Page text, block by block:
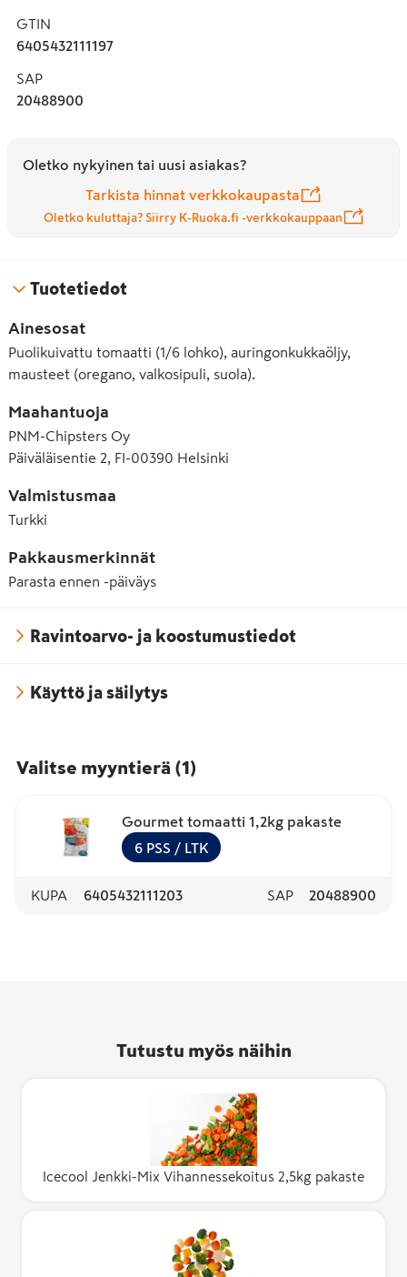
GTIN
6405432111197
SAP
20488900
Oletko nykyinen tai uusi asiakas?
Tarkista hinnat verkkokaupasta
Oletko kuluttaja? Siirry K-Ruoka.fi -verkkokauppaan
Tuotetiedot
Ainesosat
Puolikuivattu tomaatti (1/6 lohko), auringonkukkaöljy,
mausteet (oregano, valkosipuli, suola).
Maahantuoja
PNM-Chipsters Oy
Päiväläisentie 2, FI-00390 Helsinki
Valmistusmaa
Turkki
Pakkausmerkinnät
Parasta ennen -päiväys
Ravintoarvo- ja koostumustiedot
Käyttö ja säilytys
Valitse myyntierä (1 )
Gourmet tomaatti 1,2kg pakaste
6 PSS / LTK
KUPA 6405432111203 SAP 20488900
Tutustu myös näihin
Icecool Jenkki-Mix Vihannessekoitus 2,5kg pakaste